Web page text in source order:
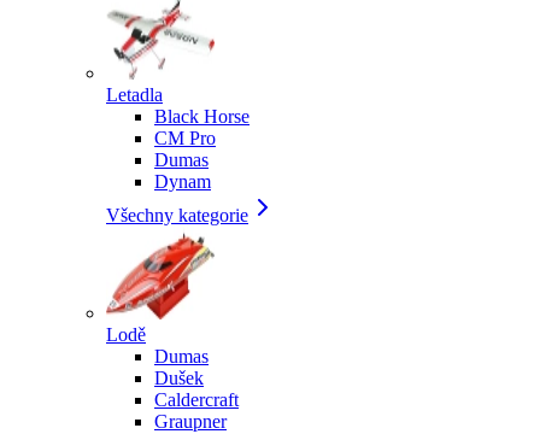
Letadla
Black Horse
CM Pro
Dumas
Dynam
Všechny kategorie
Lodě
Dumas
Dušek
Caldercraft
Graupner